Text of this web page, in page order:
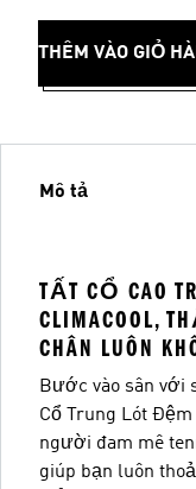
THÊM VÀO GIỎ
Mô tả
TẤT CỔ CAO
CLIMACOOL,
CHÂN LUÔN
Bước vào sân với
Cổ Trung Lót
người đam mê
giúp bạn luôn